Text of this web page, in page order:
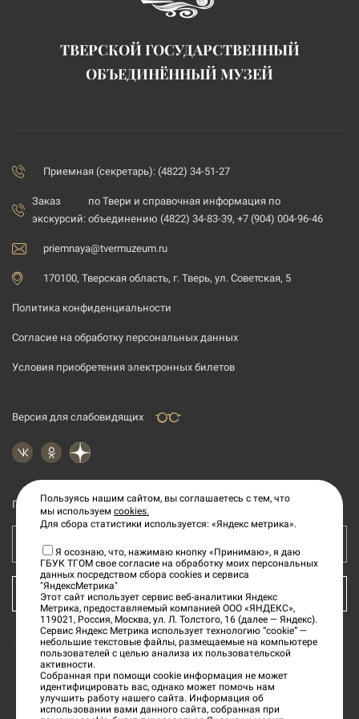
ТВЕРСКОЙ ГОСУДАРСТВЕННЫЙ
ОБЪЕДИНЁННЫЙ МУЗЕЙ
Приемная (секретарь): (4822) 34-51-27
Заказ
экскурсий:
по Твери и справочная информация по
объединению (4822) 34-83-39, +7 (904) 004-96-46
priemnaya@tvermuzeum.ru
170100, Тверская область, г. Тверь, ул. Советская, 5
Политика конфиденциальности
Согласие на обработку персональных данных
Условия приобретения электронных билетов
Версия для слабовидящих
Подпишитесь на рассылку новостей
Ваш e-mail адрес
КУПИТЬ БИЛЕТ
2026«Тверской государственный объединенный
музей»
Пользуясь нашим сайтом, вы соглашаетесь с тем, что
мы используем cookies.
Для сбора статистики используется: «Яндекс метрика».
Я осознаю, что, нажимаю кнопку «Принимаю», я даю
ГБУК ТГОМ свое согласие на обработку моих персональных
данных посредством сбора cookies и сервиса
"ЯндексМетрика"
Этот сайт использует сервис веб-аналитики Яндекс
Метрика, предоставляемый компанией ООО «ЯНДЕКС»,
119021, Россия, Москва, ул. Л. Толстого, 16 (далее — Яндекс).
Сервис Яндекс Метрика использует технологию “cookie” —
небольшие текстовые файлы, размещаемые на компьютере
пользователей с целью анализа их пользовательской
активности.
Собранная при помощи cookie информация не может
идентифицировать вас, однако может помочь нам
улучшить работу нашего сайта. Информация об
использовании вами данного сайта, собранная при